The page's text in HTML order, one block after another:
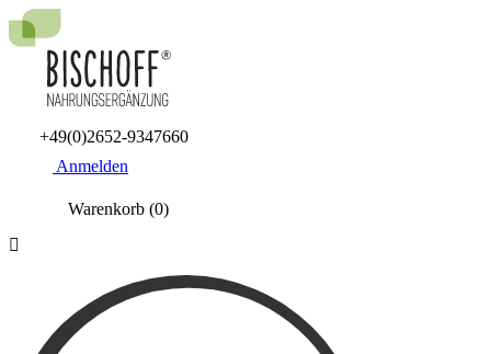
+49(0)2652-9347660
Anmelden
Warenkorb (0)
